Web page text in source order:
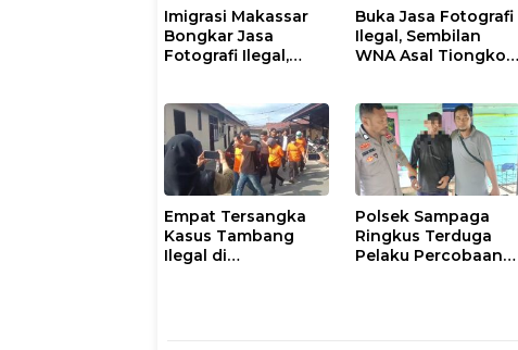
Imigrasi Makassar
Bongkar Jasa
Fotografi Ilegal,
Salahgunakan Izin
Tinggal
Buka Jasa Fotografi
Ilegal, Sembilan
WNA Asal Tiongkok
Imigrasi Makassar
Empat Tersangka
Kasus Tambang
Ilegal di
Polsek Sampaga
Ringkus Terduga
Pelaku Percobaan